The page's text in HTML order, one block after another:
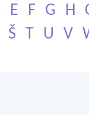
E F G H
Š
T U V